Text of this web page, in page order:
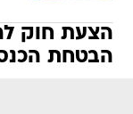
הצעת חוק
הבטחת